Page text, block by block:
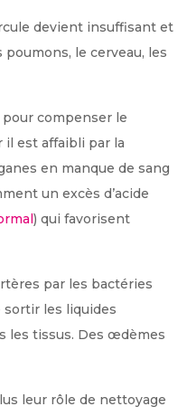
devient insuffisant et
le cerveau, les
pour compenser le
il est affaibli par la
en manque de sang
un excès d’acide
) qui favorisent
par les bactéries
sortir les liquides
les tissus. Des œdèmes
leur rôle de nettoyage